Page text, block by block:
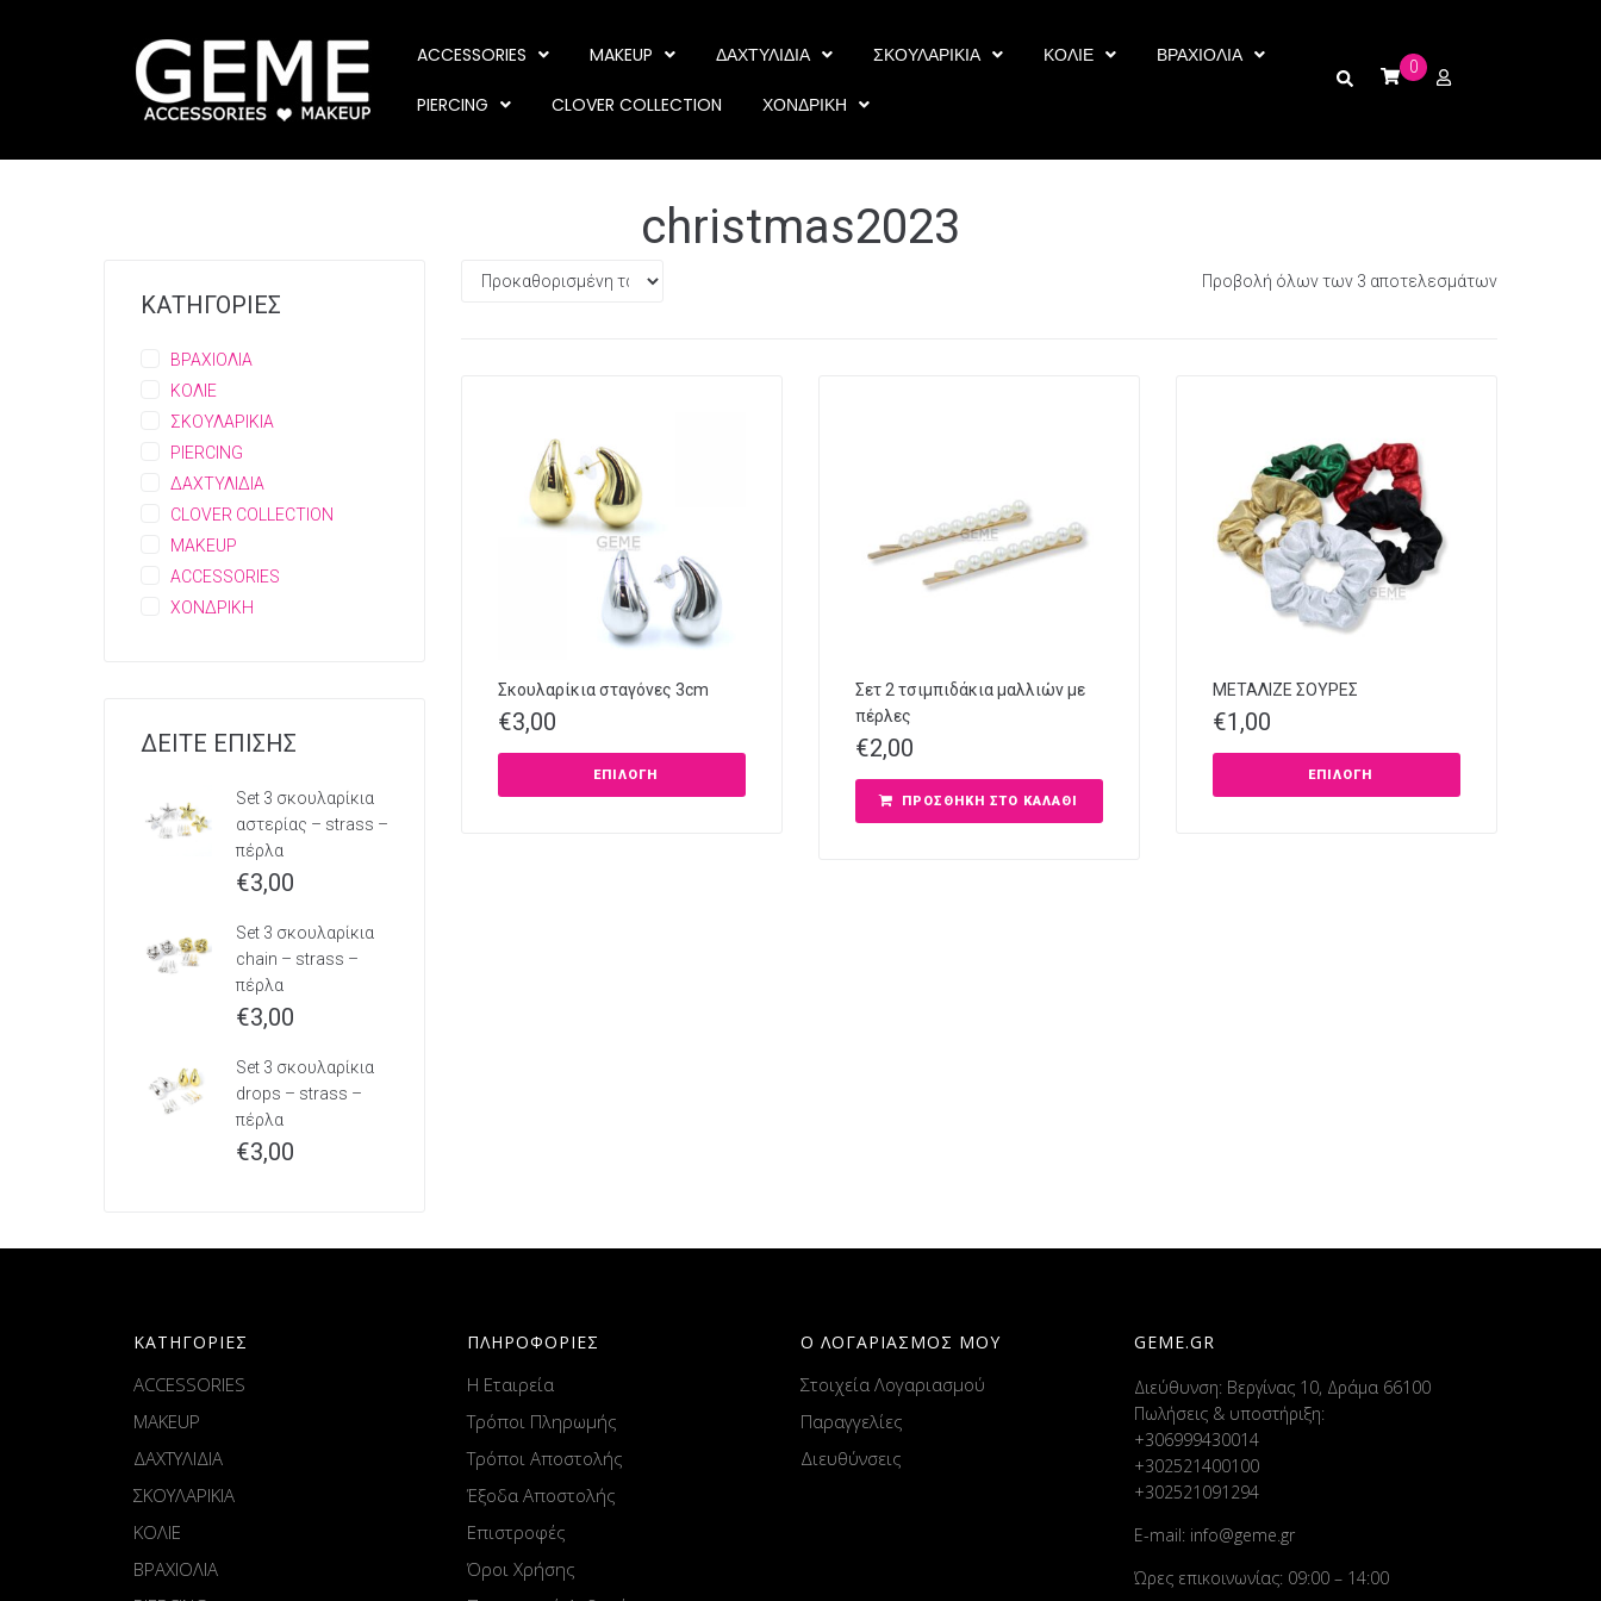
ACCESSORIES MAKEUP ΔΑΧΤΥΛΙΔΙΑ ΣΚΟΥΛΑΡΙΚΙΑ ΚΟΛΙΕ ΒΡΑΧΙΟΛΙΑ
PIERCING CLOVER COLLECTION ΧΟΝΔΡΙΚΗ
0
christmas2023
Προβολή όλων των 3 αποτελεσμάτων
Σκουλαρίκια σταγόνες 3cm
€3,00
ΕΠΙΛΟΓΉ
Σετ 2 τσιμπιδάκια μαλλιών με
πέρλες
€2,00
ΠΡΟΣΘΉΚΗ ΣΤΟ ΚΑΛΆΘΙ
ΜΕΤΑΛΙΖΕ ΣΟΥΡΕΣ
€1,00
ΕΠΙΛΟΓΉ
ΚΑΤΗΓΟΡΙΕΣ
ΒΡΑΧΙΟΛΙΑ
ΚΟΛΙΕ
ΣΚΟΥΛΑΡΙΚΙΑ
PIERCING
ΔΑΧΤΥΛΙΔΙΑ
CLOVER COLLECTION
MAKEUP
ACCESSORIES
ΧΟΝΔΡΙΚΗ
ΔΕΙΤΕ ΕΠΙΣΗΣ
Set 3 σκουλαρίκια
αστερίας – strass –
πέρλα
€3,00
Set 3 σκουλαρίκια
chain – strass –
πέρλα
€3,00
Set 3 σκουλαρίκια
drops – strass –
πέρλα
€3,00
ΚΑΤΗΓΟΡΙΕΣ
ACCESSORIES
MAKEUP
ΔΑΧΤΥΛΙΔΙΑ
ΣΚΟΥΛΑΡΙΚΙΑ
ΚΟΛΙΕ
ΒΡΑΧΙΟΛΙΑ
ΠΛΗΡΟΦΟΡΙΕΣ
Η Εταιρεία
Τρόποι Πληρωμής
Τρόποι Αποστολής
Έξοδα Αποστολής
Επιστροφές
Όροι Χρήσης
Ο ΛΟΓΑΡΙΑΣΜΟΣ ΜΟΥ
Στοιχεία Λογαριασμού
Παραγγελίες
Διευθύνσεις
GEME.GR
Διεύθυνση: Βεργίνας 10, Δράμα 66100
Πωλήσεις & υποστήριξη:
+306999430014
+302521400100
+302521091294
E-mail: info@geme.gr
Ώρες επικοινωνίας: 09:00 – 14:00